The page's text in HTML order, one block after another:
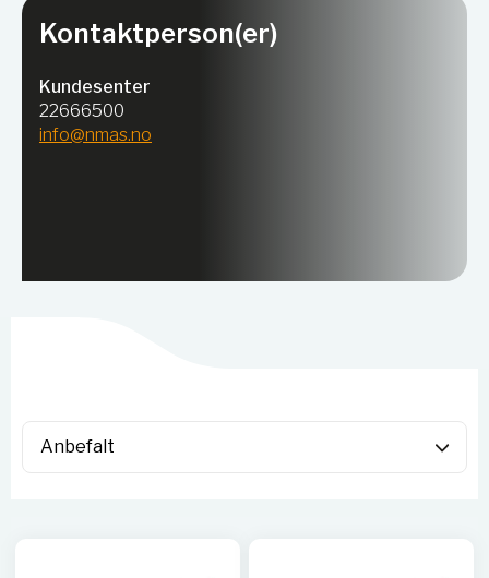
Kontaktperson(er)
Kundesenter
22666500
info@nmas.no